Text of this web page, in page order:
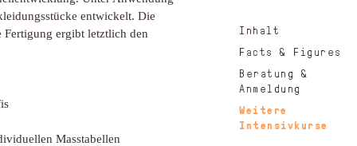
entwickelt. Die
ergibt letztlich den
Masstabellen
Inhalt
Facts & Figures
Beratung &
Anmeldung
Weitere
Intensivkurse